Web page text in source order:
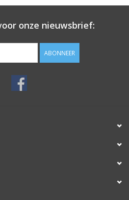
onze nieuwsbrief:
ABONNEER